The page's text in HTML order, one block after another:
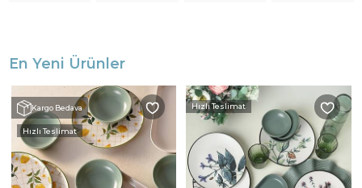
En Yeni Ürünler
Kargo Bedava
Hızlı Teslimat
Hızlı Teslimat